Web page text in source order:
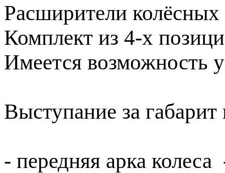
Расширители
Комплект из 4-х
Имеется возможность
Выступание за габарит
- передняя арка